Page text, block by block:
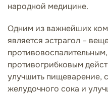
народной медицине.
Одним из важнейших
является эстрагол –
противогрибковым
улучшить пищеварение,
желудочного сока и